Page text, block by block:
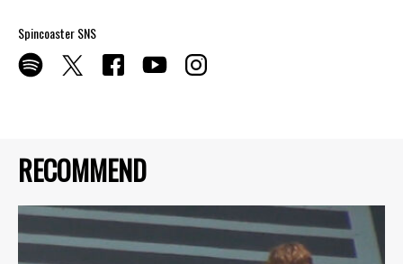
RECOMMEND
Spincoaster SNS